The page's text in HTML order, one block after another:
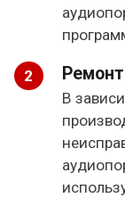
В